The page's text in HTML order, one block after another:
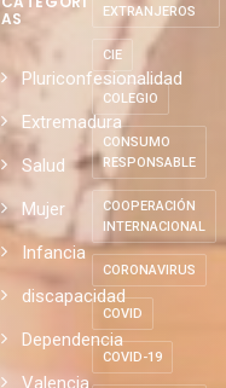
AS
Pluriconfesionalidad
Extremadura
Salud
Mujer
Infancia
discapacidad
Dependencia
Valencia
EXTRANJEROS
CIE
COLEGIO
CONSUMO
RESPONSABLE
COOPERACIÓN
INTERNACIONAL
CORONAVIRUS
COVID
COVID-19